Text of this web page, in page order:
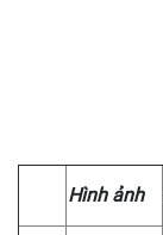
Hình ảnh